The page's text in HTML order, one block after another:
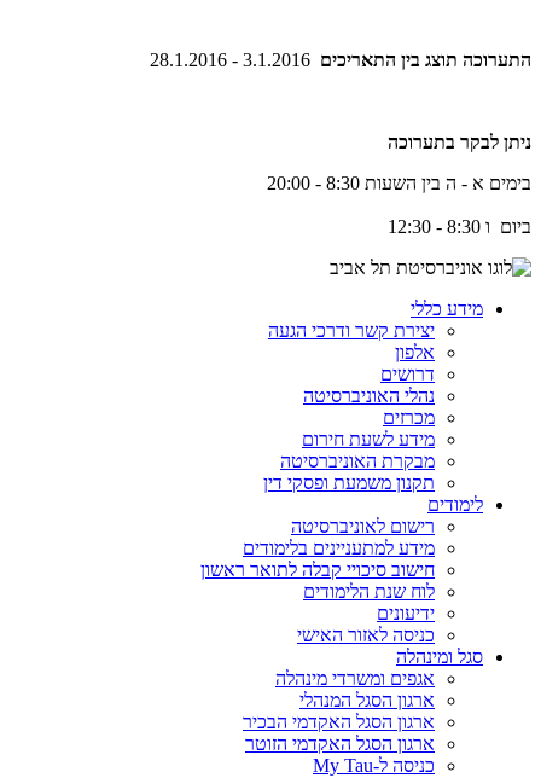
התערוכה תוצג בין התאריכים
ניתן לבקר בתערוכה
בימים א - ה בין השעות 8:30 - 20:00
ביום ו 8:30 - 12:30
מידע כללי
יצירת קשר ודרכי הגעה
אלפון
דרושים
נהלי האוניברסיטה
מכרזים
מידע לשעת חירום
מבקרת האוניברסיטה
תקנון משמעת ופסקי דין
לימודים
רישום לאוניברסיטה
מידע למתעניינים בלימודים
חישוב סיכויי קבלה לתואר ראשון
לוח שנת הלימודים
ידיעונים
כניסה לאזור האישי
סגל ומינהלה
אגפים ומשרדי מינהלה
ארגון הסגל המנהלי
ארגון הסגל האקדמי הבכיר
ארגון הסגל האקדמי הזוטר
כניסה ל-My Tau